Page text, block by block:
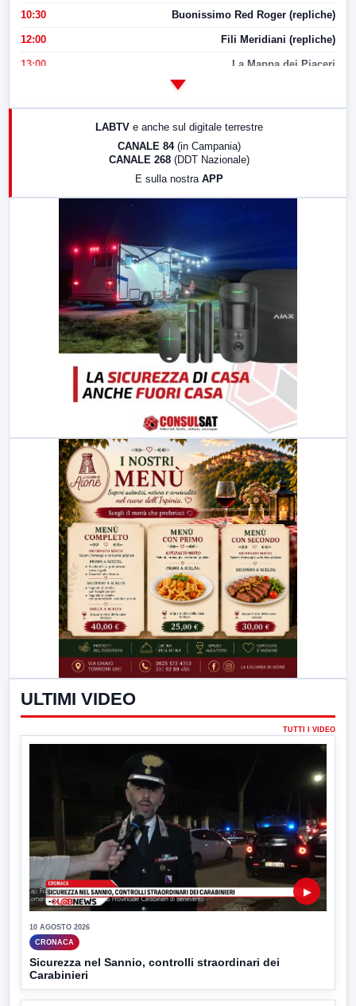
10:30 Buonissimo Red Roger (repliche)
12:00 Fili Meridiani (repliche)
13:00 La Mappa dei Piaceri
LABTV e anche sul digitale terrestre
CANALE 84 (in Campania)
CANALE 268 (DDT Nazionale)
E sulla nostra APP
ULTIMI VIDEO
TUTTI I VIDEO
▶
10 AGOSTO 2026
CRONACA
Sicurezza nel Sannio, controlli straordinari dei
Carabinieri